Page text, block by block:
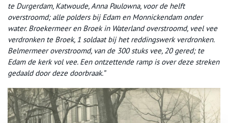
te Durgerdam, Katwoude, Anna Paulowna, voor de helft
overstroomd; alle polders bij Edam en Monnickendam onder
water. Broekermeer en Broek in Waterland overstroomd, veel vee
verdronken te Broek, 1 soldaat bij het reddingswerk verdronken.
Belmermeer overstroomd, van de 300 stuks vee, 20 gered; te
Edam de kerk vol vee. Een ontzettende ramp is over deze streken
gedaald door deze doorbraak.”